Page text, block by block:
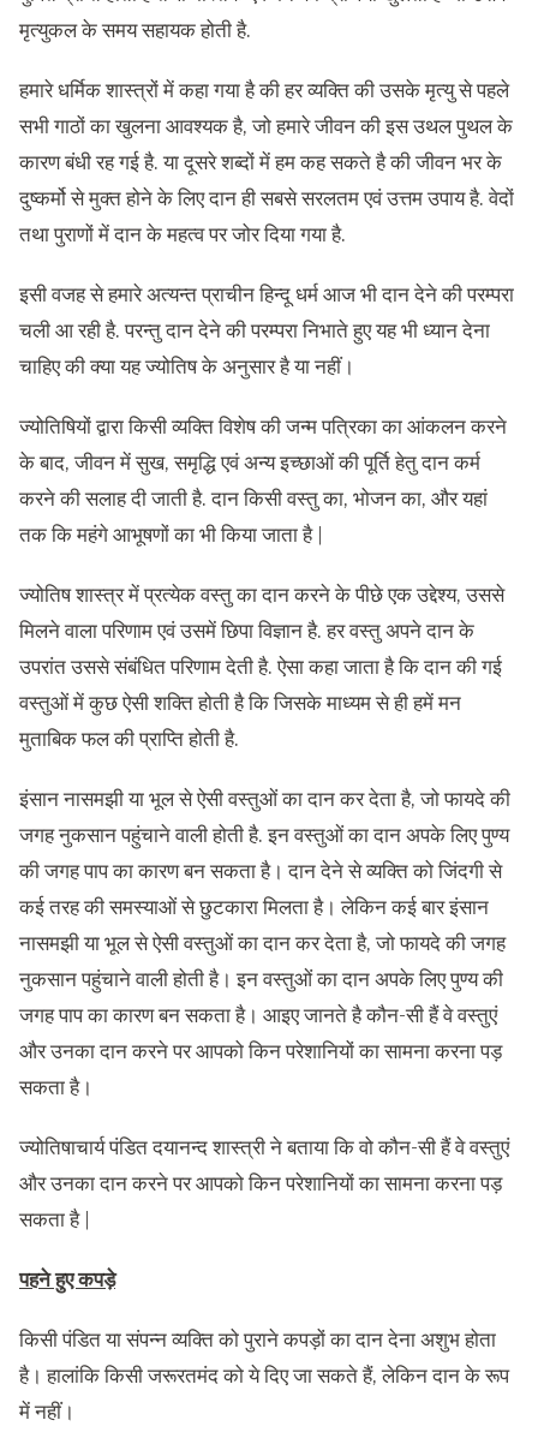
मृत्युकल के समय सहायक होती है.
हमारे धर्मिक शास्त्रों में कहा गया है की हर व्यक्ति की उसके मृत्यु से पहले
सभी गाठों का खुलना आवश्यक है, जो हमारे जीवन की इस उथल पुथल के
कारण बंधी रह गई है. या दूसरे शब्दों में हम कह सकते है की जीवन भर के
दुष्कर्मो से मुक्त होने के लिए दान ही सबसे सरलतम एवं उत्तम उपाय है. वेदों
तथा पुराणों में दान के महत्व पर जोर दिया गया है.
इसी वजह से हमारे अत्यन्त प्राचीन हिन्दू धर्म आज भी दान देने की परम्परा
चली आ रही है. परन्तु दान देने की परम्परा निभाते हुए यह भी ध्यान देना
चाहिए की क्या यह ज्योतिष के अनुसार है या नहीं।
ज्योतिषियों द्वारा किसी व्यक्ति विशेष की जन्म पत्रिका का आंकलन करने
के बाद, जीवन में सुख, समृद्धि एवं अन्य इच्छाओं की पूर्ति हेतु दान कर्म
करने की सलाह दी जाती है. दान किसी वस्तु का, भोजन का, और यहां
तक कि महंगे आभूषणों का भी किया जाता है |
ज्योतिष शास्त्र में प्रत्येक वस्तु का दान करने के पीछे एक उद्देश्य, उससे
मिलने वाला परिणाम एवं उसमें छिपा विज्ञान है. हर वस्तु अपने दान के
उपरांत उससे संबंधित परिणाम देती है. ऐसा कहा जाता है कि दान की गई
वस्तुओं में कुछ ऐसी शक्ति होती है कि जिसके माध्यम से ही हमें मन
मुताबिक फल की प्राप्ति होती है.
इंसान नासमझी या भूल से ऐसी वस्तुओं का दान कर देता है, जो फायदे की
जगह नुकसान पहुंचाने वाली होती है. इन वस्तुओं का दान अपके लिए पुण्य
की जगह पाप का कारण बन सकता है। दान देने से व्यक्ति को जिंदगी से
कई तरह की समस्याओं से छुटकारा मिलता है। लेकिन कई बार इंसान
नासमझी या भूल से ऐसी वस्तुओं का दान कर देता है, जो फायदे की जगह
नुकसान पहुंचाने वाली होती है। इन वस्तुओं का दान अपके लिए पुण्य की
जगह पाप का कारण बन सकता है। आइए जानते है कौन-सी हैं वे वस्तुएं
और उनका दान करने पर आपको किन परेशानियों का सामना करना पड़
सकता है।
ज्योतिषाचार्य पंडित दयानन्द शास्त्री ने बताया कि वो कौन-सी हैं वे वस्तुएं
और उनका दान करने पर आपको किन परेशानियों का सामना करना पड़
सकता है |
पहने हुए कपड़े
किसी पंडित या संपन्न व्यक्ति को पुराने कपड़ों का दान देना अशुभ होता
है। हालांकि किसी जरूरतमंद को ये दिए जा सकते हैं, लेकिन दान के रूप
में नहीं।